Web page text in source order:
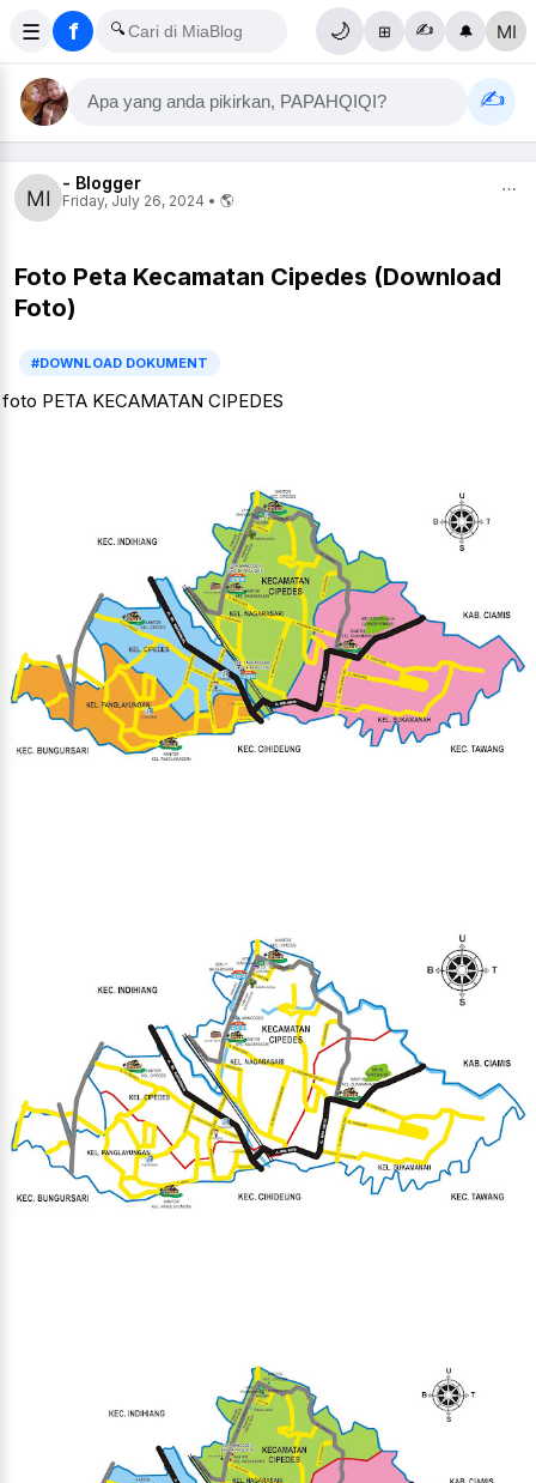
☰ f 🔍 🌙 ⊞ ✍️ 🔔
Apa yang anda pikirkan, PAPAHQIQI? ✍️
- Blogger
Friday, July 26, 2024 • 🌎
⋯
Foto Peta Kecamatan Cipedes (Download
Foto)
#DOWNLOAD DOKUMENT
foto PETA KECAMATAN CIPEDES